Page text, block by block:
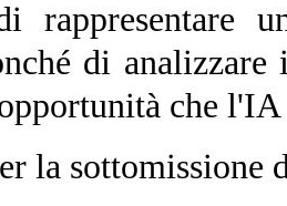
rappresentare
di
che
la